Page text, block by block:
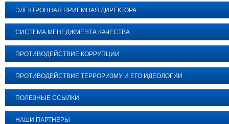
ЭЛЕКТРОННАЯ ПРИЕМНАЯ ДИРЕКТОРА
СИСТЕМА МЕНЕДЖМЕНТА КАЧЕСТВА
ПРОТИВОДЕЙСТВИЕ КОРРУПЦИИ
ПРОТИВОДЕЙСТВИЕ ТЕРРОРИЗМУ И ЕГО ИДЕОЛОГИИ
ПОЛЕЗНЫЕ ССЫЛКИ
НАШИ ПАРТНЕРЫ